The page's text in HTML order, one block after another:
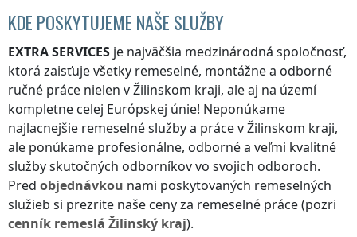
KDE POSKYTUJEME NAŠE SLUŽBY
EXTRA SERVICES je najväčšia medzinárodná spoločnosť,
ktorá zaisťuje všetky remeselné, montážne a odborné
ručné práce nielen v Žilinskom kraji, ale aj na území
kompletne celej Európskej únie! Neponúkame
najlacnejšie remeselné služby a prácev Žilinskom kraji,
ale ponúkame profesionálne, odborné a veľmi kvalitné
služby skutočných odborníkov vo svojich odboroch.
Pred objednávkou nami poskytovaných remeselných
služieb si prezrite naše ceny za remeselné práce (pozri
cenník remeslá Žilinský kraj).